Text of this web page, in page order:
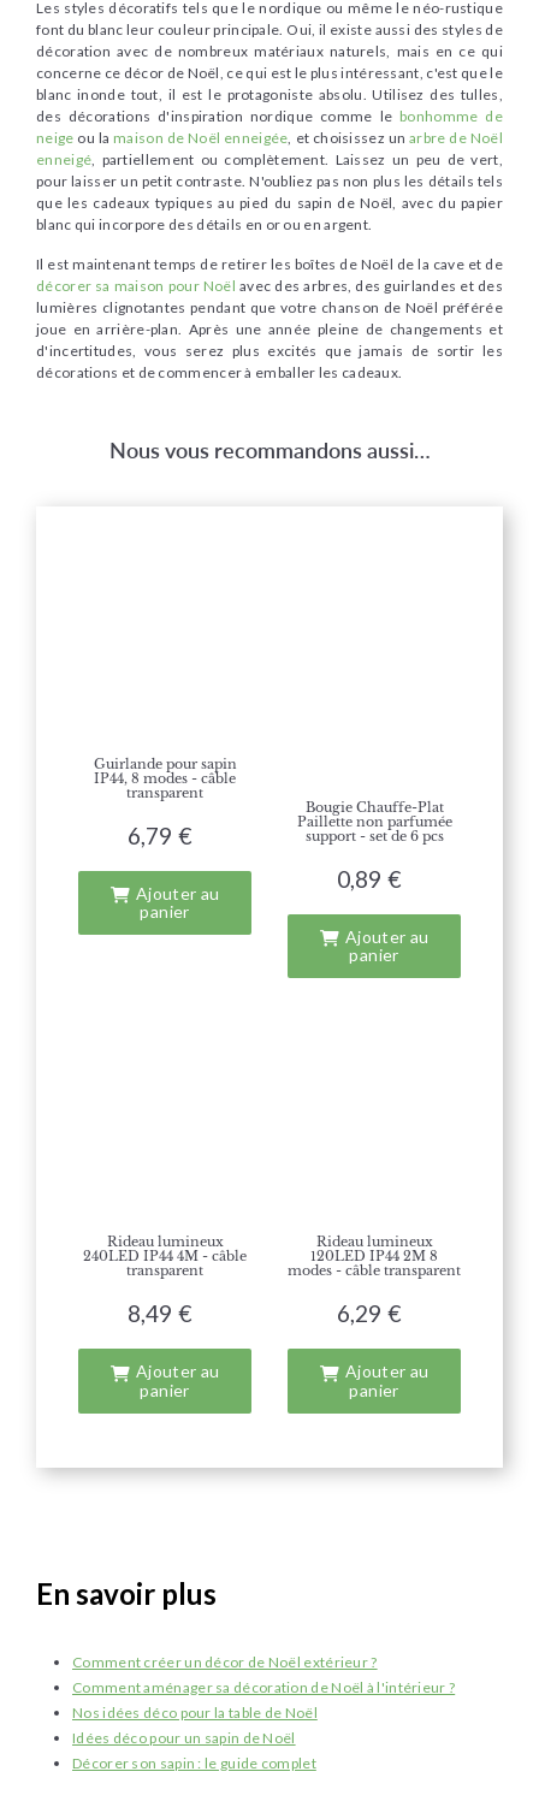
Les styles décoratifs tels que le nordique ou même le néo-rustique
font du blanc leur couleur principale. Oui, il existe aussi des styles de
décoration avec de nombreux matériaux naturels, mais en ce qui
concerne ce décor de Noël, ce qui est le plus intéressant, c'est que le
blanc inonde tout, il est le protagoniste absolu. Utilisez des tulles,
des décorations d'inspiration nordique comme le bonhomme de
neige ou la maison de Noël enneigée, et choisissez unarbre de Noël
enneigé, partiellement ou complètement. Laissez un peu de vert,
pour laisser un petit contraste. N'oubliez pas non plus les détails tels
que les cadeaux typiques au pied du sapin de Noël, avec du papier
blanc qui incorpore des détails en or ou en argent.
Il est maintenant temps de retirer les boîtes de Noël de la cave et de
décorer sa maison pour Noël avec des arbres, des guirlandes et des
lumières clignotantes pendant que votre chanson de Noël préférée
joue en arrière-plan. Après une année pleine de changements et
d'incertitudes, vous serez plus excités que jamais de sortir les
décorations et de commencer à emballer les cadeaux.
Nous vous recommandons aussi…
Guirlande pour sapin
IP44, 8 modes - câble
transparent
6,79 €
Ajouter au
panier
Bougie Chauffe-Plat
Paillette non parfumée
support - set de 6 pcs
0,89 €
Ajouter au
panier
Rideau lumineux
240LED IP44 4M - câble
transparent
8,49 €
Ajouter au
panier
Rideau lumineux
120LED IP44 2M 8
modes - câble transparent
6,29 €
Ajouter au
panier
En savoir plus
Comment créer un décor de Noël extérieur ?
Comment aménager sa décoration de Noël à l'intérieur ?
Nos idées déco pour la table de Noël
Idées déco pour un sapin de Noël
Décorer son sapin : le guide complet